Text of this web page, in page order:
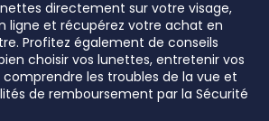
directement sur votre visage,
ligne et récupérez votre achat en
Profitez également de conseils
choisir vos lunettes, entretenir vos
les troubles de la vue et
de remboursement par la Sécurité